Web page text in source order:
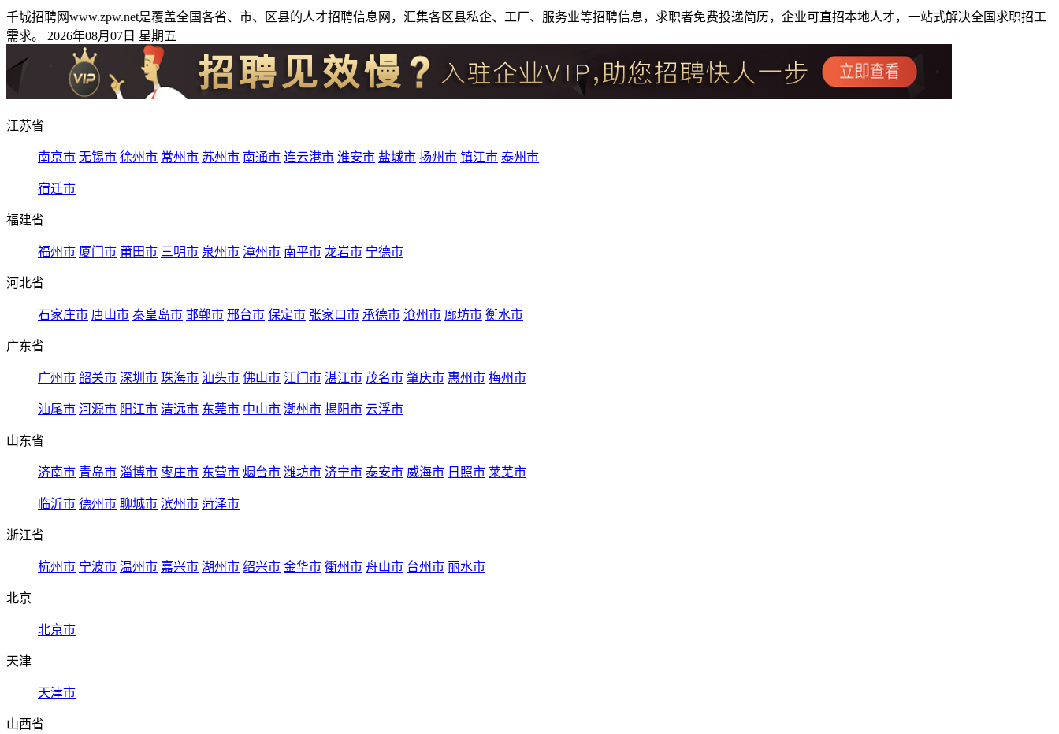
千城招聘网www.zpw.net是覆盖全国各省、市、区县的人才招聘信息网，汇集各区县私企、工厂、服务业等招聘信息，求职者免费投递简历，企业可直招本地人才，一站式解决全国求职招工
需求。 2026年08月07日 星期五
江苏省
南京市 无锡市 徐州市 常州市 苏州市 南通市 连云港市 淮安市 盐城市 扬州市 镇江市 泰州市
宿迁市
福建省
福州市 厦门市 莆田市 三明市 泉州市 漳州市 南平市 龙岩市 宁德市
河北省
石家庄市 唐山市 秦皇岛市 邯郸市 邢台市 保定市 张家口市 承德市 沧州市 廊坊市 衡水市
广东省
广州市 韶关市 深圳市 珠海市 汕头市 佛山市 江门市 湛江市 茂名市 肇庆市 惠州市 梅州市
汕尾市 河源市 阳江市 清远市 东莞市 中山市 潮州市 揭阳市 云浮市
山东省
济南市 青岛市 淄博市 枣庄市 东营市 烟台市 潍坊市 济宁市 泰安市 威海市 日照市 莱芜市
临沂市 德州市 聊城市 滨州市 菏泽市
浙江省
杭州市 宁波市 温州市 嘉兴市 湖州市 绍兴市 金华市 衢州市 舟山市 台州市 丽水市
北京
北京市
天津
天津市
山西省